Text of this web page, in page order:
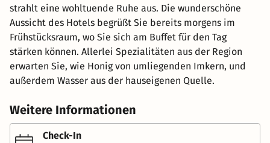
strahlt eine wohltuende Ruhe aus. Die wunderschöne
Aussicht des Hotels begrüßt Sie bereits morgens im
Frühstücksraum, wo Sie sich am Buffet für den Tag
stärken können. Allerlei Spezialitäten aus der Region
erwarten Sie, wie Honig von umliegenden Imkern, und
außerdem Wasser aus der hauseigenen Quelle.
Weitere Informationen
Check-In